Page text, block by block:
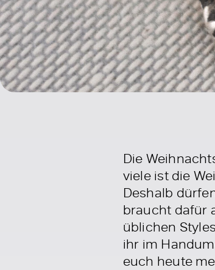
Die
viele ist die
Deshalb
braucht dafür
üblichen
ihr im
euch heute